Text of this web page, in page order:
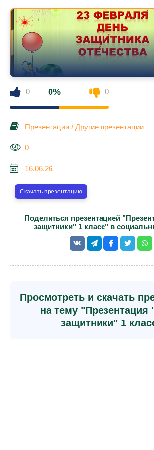
0 0% 0
Презентации / Другие презентации
0
16.06.26
Скачать презентацию
Поделиться презентацией
защитники" 1 класс" в
Просмотреть и скачать
на тему "Презентация
защитники" 1